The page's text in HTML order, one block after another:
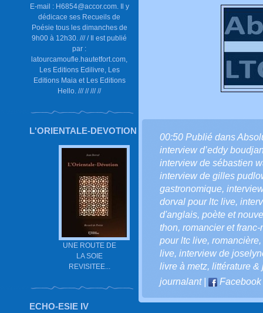
E-mail : H6854@accor.com. Il y
dédicace ses Recueils de
Poésie tous les dimanches de
9h00 à 12h30. /// / Il est publié
par :
latourcamoufle.hautetfort.com,
Les Editions Edilivre, Les
Editions Maia et Les Editions
Hello. /// // /// //
L'ORIENTALE-DEVOTION
UNE ROUTE DE
LA SOIE
REVISITEE...
ECHO-ESIE IV
00:50 Publié dans
interview d’eddy
interview de sébastien
interview de gilles
gastronomique,
dorval pour ltc live,
d'anglais, poète et
thon, romancier et franc-
pour ltc live, romancière,
live, interview de
livre à metz, littérature &
journalant| Facebook